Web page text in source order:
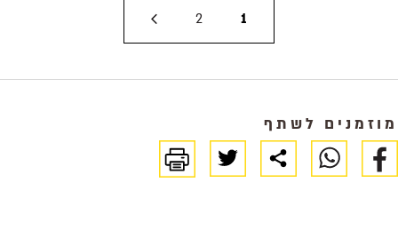
1
2
מוזמנים לשתף